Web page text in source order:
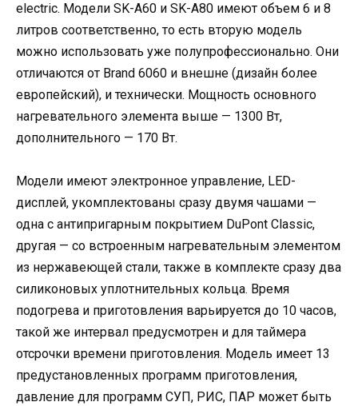
electric. Модели SK-A60 и SK-A80 имеют объем 6 и 8
литров соответственно, то есть вторую модель
можно использовать уже полупрофессионально. Они
отличаются от Brand 6060 и внешне (дизайн более
европейский), и технически. Мощность основного
нагревательного элемента выше — 1300 Вт,
дополнительного — 170 Вт.
Модели имеют электронное управление, LED-
дисплей, укомплектованы сразу двумя чашами —
одна с антипригарным покрытием DuPont Classic,
другая — со встроенным нагревательным элементом
из нержавеющей стали, также в комплекте сразу два
силиконовых уплотнительных кольца. Время
подогрева и приготовления варьируется до 10 часов,
такой же интервал предусмотрен и для таймера
отсрочки времени приготовления. Модель имеет 13
предустановленных программ приготовления,
давление для программ СУП, РИС, ПАР может быть